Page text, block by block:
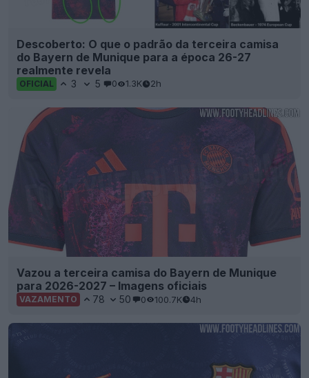
Descoberto: O que o padrão da terceira camisa
do Bayern de Munique para a época 26-27
realmente revela
OFICIAL 3 5 0 1.3K 2h
Vazou a terceira camisa do Bayern de Munique
para 2026-2027 – Imagens oficiais
VAZAMENTO 78 50 0 100.7K 4h